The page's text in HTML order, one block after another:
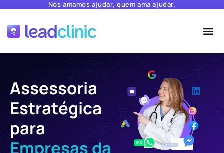
Nós amamos ajudar, quem ama ajudar.
Assessoria
Estratégica
para
Empresas da